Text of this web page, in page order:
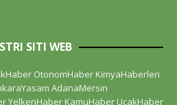
SITI WEB
OtonomHaber KimyaHaberleri
AdanaMersin
YelkenHaber KamuHaber UcakHaber